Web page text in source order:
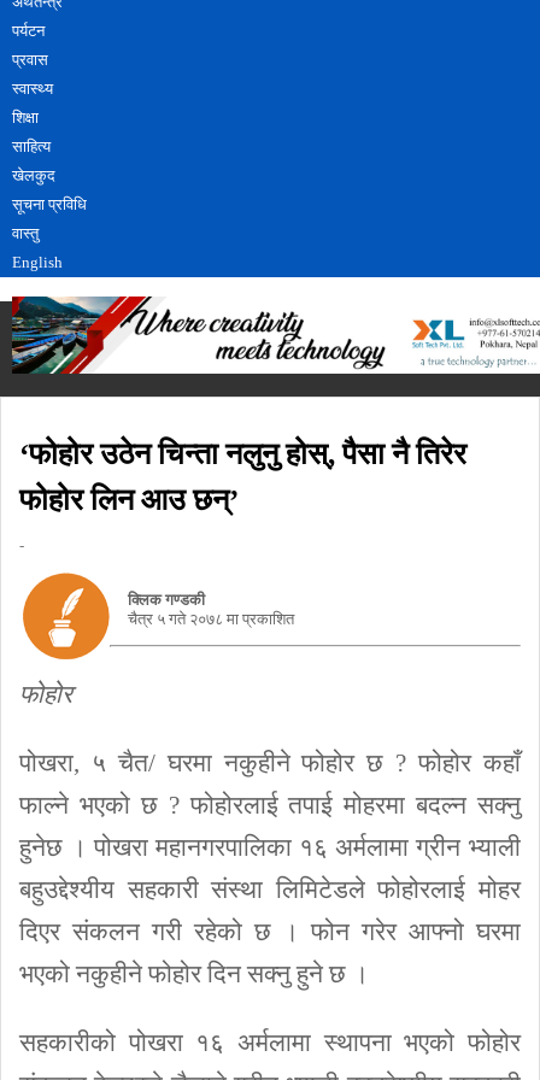
पर्यटन
प्रवास
स्वास्थ्य
शिक्षा
साहित्य
खेलकुद
सूचना प्रविधि
वास्तु
English
‘फोहोर उठेन चिन्ता नलुनु होस्, पैसा नै तिरेर
फोहोर लिन आउ छन्’
-
क्लिक गण्डकी
चैत्र ५ गते २०७८ मा प्रकाशित
फोहोर
पोखरा, ५ चैत/ घरमा नकुहीने फोहोर छ ? फोहोर कहाँ
फाल्ने भएको छ ? फोहोरलाई तपाई मोहरमा बदल्न सक्नु
हुनेछ । पोखरा महानगरपालिका १६ अर्मलामा ग्रीन भ्याली
बहुउद्देश्यीय सहकारी संस्था लिमिटेडले फोहोरलाई मोहर
दिएर संकलन गरी रहेको छ । फोन गरेर आफ्नो घरमा
भएको नकुहीने फोहोर दिन सक्नु हुने छ ।
सहकारीको पोखरा १६ अर्मलामा स्थापना भएको फोहोर